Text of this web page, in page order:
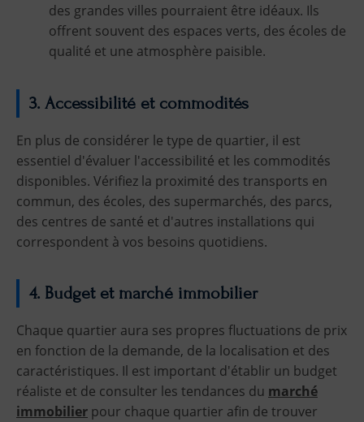
des grandes villes pourraient être idéaux. Ils
offrent souvent des espaces verts, des écoles de
qualité et une atmosphère paisible.
3. Accessibilité et commodités
En plus de considérer le type de quartier, il est
essentiel d'évaluer l'accessibilité et les commodités
disponibles. Vérifiez la proximité des transports en
commun, des écoles, des supermarchés, des parcs,
des centres de santé et d'autres installations qui
correspondent à vos besoins quotidiens.
4. Budget et marché immobilier
Chaque quartier aura ses propres fluctuations de prix
en fonction de la demande, de la localisation et des
caractéristiques. Il est important d'établir un budget
réaliste et de consulter les tendances du marché
immobilier pour chaque quartier afin de trouver